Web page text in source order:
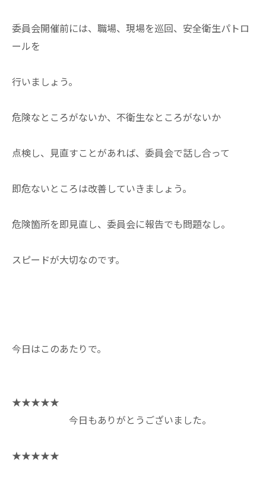
委員会開催前には、職場、現場を巡回、安全衛生パトロ
ールを
行いましょう。
危険なところがないか、不衛生なところがないか
点検し、見直すことがあれば、委員会で話し合って
即危ないところは改善していきましょう。
危険箇所を即見直し、委員会に報告でも問題なし。
スピードが大切なのです。
今日はこのあたりで。
★★★★★
今日もありがとうございました。
★★★★★